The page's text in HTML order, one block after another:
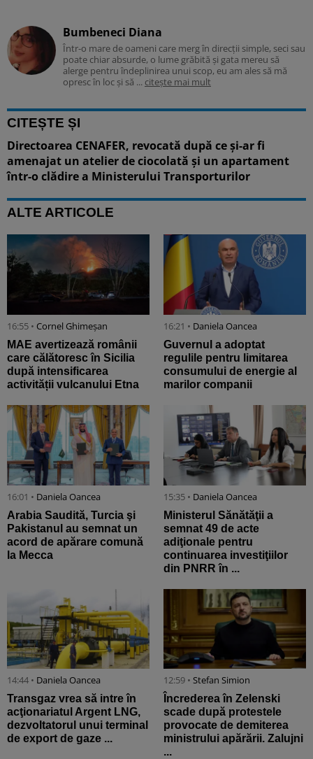
Bumbeneci Diana
Într-o mare de oameni care merg în direcții simple, seci sau
poate chiar absurde, o lume grăbită și gata mereu să
alerge pentru îndeplinirea unui scop, eu am ales să mă
opresc în loc și să ... citește mai mult
CITEȘTE ȘI
Directoarea CENAFER, revocată după ce și-ar fi
amenajat un atelier de ciocolată și un apartament
într-o clădire a Ministerului Transporturilor
ALTE ARTICOLE
16:55 • Cornel Ghimeșan
MAE avertizează românii
care călătoresc în Sicilia
după intensificarea
activității vulcanului Etna
16:21 • Daniela Oancea
Guvernul a adoptat
regulile pentru limitarea
consumului de energie al
marilor companii
16:01 • Daniela Oancea
Arabia Saudită, Turcia şi
Pakistanul au semnat un
acord de apărare comună
la Mecca
15:35 • Daniela Oancea
Ministerul Sănătăţii a
semnat 49 de acte
adiţionale pentru
continuarea investiţiilor
din PNRR în ...
14:44 • Daniela Oancea
Transgaz vrea să intre în
acţionariatul Argent LNG,
dezvoltatorul unui terminal
de export de gaze ...
12:59 • Stefan Simion
Încrederea în Zelenski
scade după protestele
provocate de demiterea
ministrului apărării. Zalujni
...